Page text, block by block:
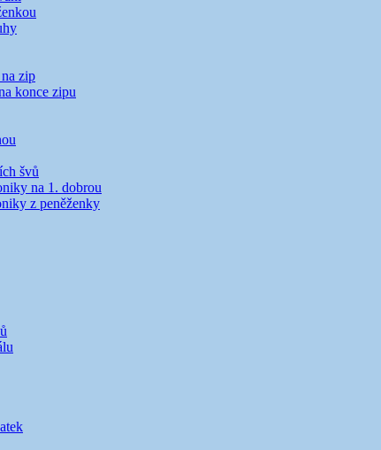
zip
konce zipu
švů
na 1. dobrou
z peněženky